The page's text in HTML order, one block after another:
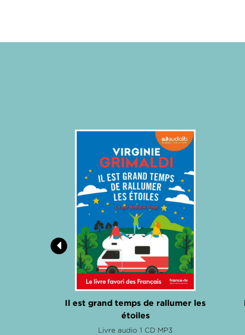
Il est grand temps de rallumer les
étoiles
Livre audio 1 CD MP3